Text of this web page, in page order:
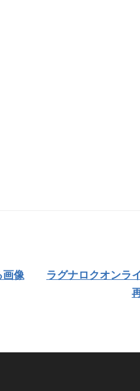
画像
ラグナロクオンラ